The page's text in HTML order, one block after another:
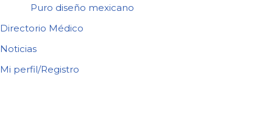
Puro diseño mexicano
Directorio Médico
Noticias
Mi perfil/Registro